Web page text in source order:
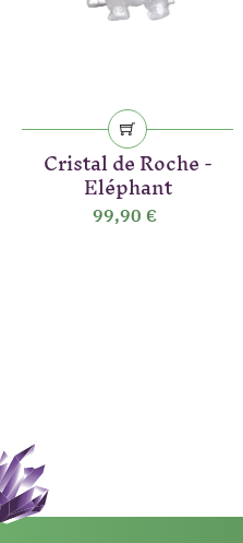
Cristal de Roche -
Eléphant
99,90 €